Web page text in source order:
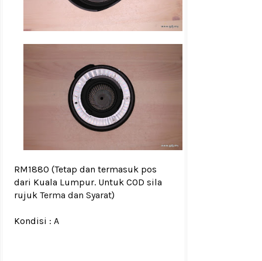
RM1880 (Tetap dan termasuk pos
dari Kuala Lumpur. Untuk COD sila
rujuk Terma dan Syarat)
Kondisi : A